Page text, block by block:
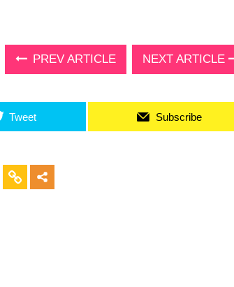
PREV ARTICLE NEXT ARTICLE
Tweet Subscribe